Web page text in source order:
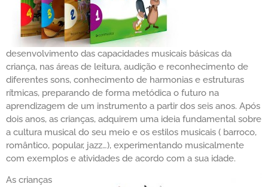
desenvolvimento das capacidades musicais básicas da
criança, nas áreas de leitura, audição e reconhecimento de
diferentes sons, conhecimento de harmonias e estruturas
rítmicas, preparando de forma metódica o futuro na
aprendizagem de um instrumento a partir dos seis anos. Após
dois anos, as crianças, adquirem uma ideia fundamental sobre
a cultura musical do seu meio e os estilos musicais ( barroco,
romântico, popular, jazz…), experimentando musicalmente
com exemplos e atividades de acordo com a sua idade.
As crianças